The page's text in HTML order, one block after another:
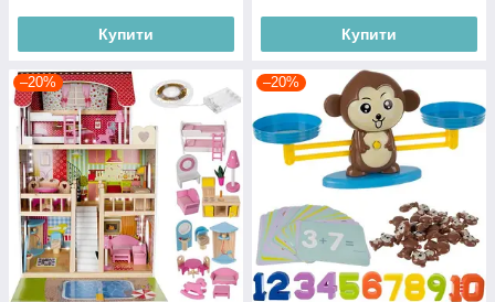
Купити Купити
–20% –20%